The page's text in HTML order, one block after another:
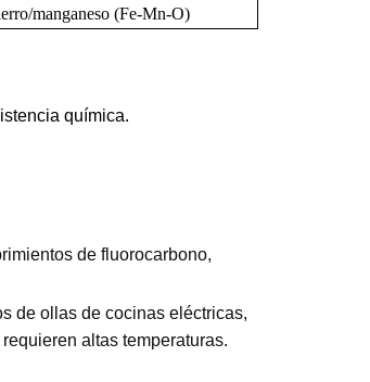
manganeso (Fe-Mn-O)
química.
de fluorocarbono,
de ollas de cocinas eléctricas,
altas temperaturas.